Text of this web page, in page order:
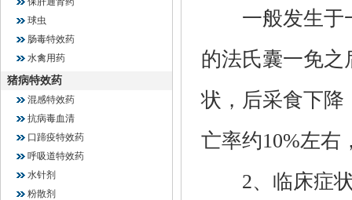
球虫
肠毒特效药
水禽用药
猪病特效药
混感特效药
抗病毒血清
口蹄疫特效药
呼吸道特效药
水针剂
粉散剂
一般发生于一
的法氏囊一免
状，后采食下降
亡率约10%左右
2、临床症